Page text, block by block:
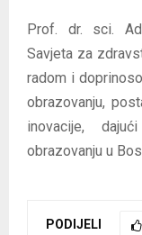
Prof. dr. sci.
Savjeta za
radom i
obrazovanju,
inovacije,
obrazovanju u
PODIJELI